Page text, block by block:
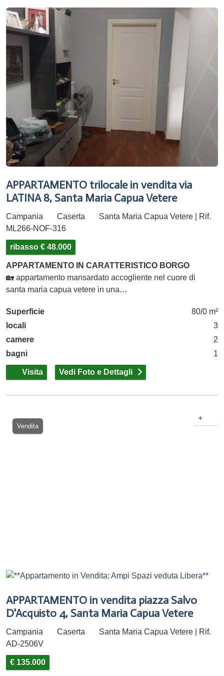
APPARTAMENTO trilocale in vendita via
LATINA 8, Santa Maria Capua Vetere
Campania Caserta
Santa Maria Capua Vetere | Rif.
ML266-NOF-316
ribasso € 48.000
APPARTAMENTO IN CARATTERISTICO BORGO
🏡 appartamento mansardato accogliente nel cuore di
santa maria capua vetere in una…
Superficie
80/0 m²
locali
3
camere
2
bagni
1
Visita Vedi Foto e Dettagli
Vendita
+
APPARTAMENTO in vendita piazza Salvo
D'Acquisto 4, Santa Maria Capua Vetere
Campania Caserta
Santa Maria Capua Vetere | Rif.
AD-2506V
€ 135.000